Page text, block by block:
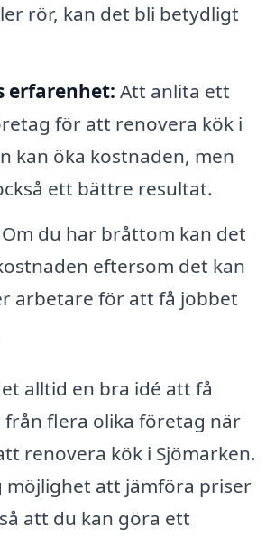
rör, kan det bli betydligt
erfarenhet: Att anlita ett
för att renovera kök i
kan öka kostnaden, men
ett bättre resultat.
Om du har bråttom kan det
eftersom det kan
arbetare för att få jobbet
alltid en bra idé att få
flera olika företag när
renovera kök i Sjömarken.
möjlighet att jämföra priser
att du kan göra ett